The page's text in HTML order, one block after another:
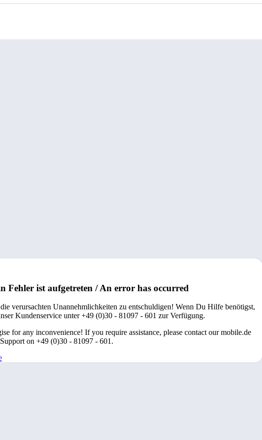
Fehler ist aufgetreten / An error has occurred
verursachten Unannehmlichkeiten zu entschuldigen! Wenn Du Hilfe benötigst,
Kundenservice unter +49 (0)30 - 81097 - 601 zur Verfügung.
for any inconvenience! If you require assistance, please contact our mobile.de
on +49 (0)30 - 81097 - 601.